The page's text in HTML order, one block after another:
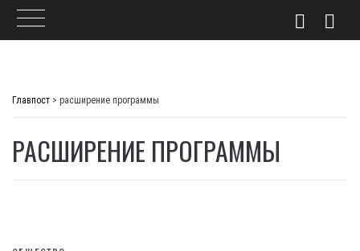
Главпост > расширение программы
РАСШИРЕНИЕ ПРОГРАММЫ